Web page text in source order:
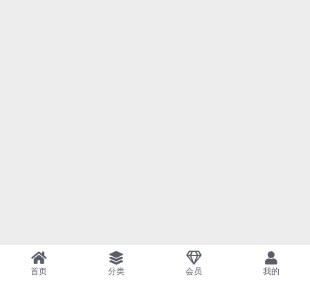
首页 分类 会员 我的